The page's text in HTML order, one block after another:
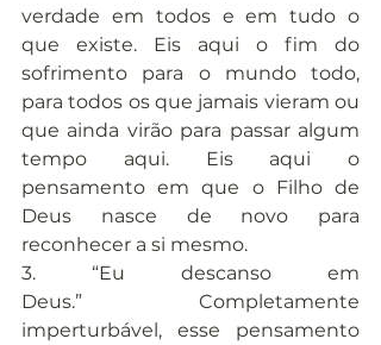
verdade em todos e em tudo o
que existe. Eis aqui o fim do
sofrimento para o mundo todo,
para todos os que jamais vieram ou
que ainda virão para passar algum
tempo aqui. Eis aqui o
pensamento em que o Filho de
Deus nasce de novo para
reconhecer a si mesmo.
3. “Eu descanso em
Deus.” Completamente
imperturbável, esse pensamento